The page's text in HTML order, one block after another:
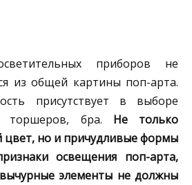
приборов не
из общей картины поп-арта.
присутствует в выборе
торшеров, бра. Не только
цвет, но и причудливые формы
освещения поп-арта,
элементы не должны